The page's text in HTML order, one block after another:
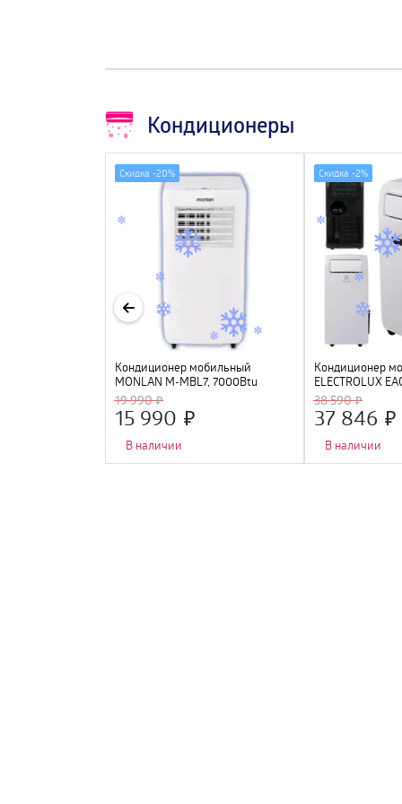
Кондиционеры
Кондиционер мобильный
MONLAN M-MBL7, 7000Btu
19 990
15 990
В наличии
Скидка -20%
Кондиционер
ELECTROLUX
38 590
37 846
В наличии
Скидка -2%